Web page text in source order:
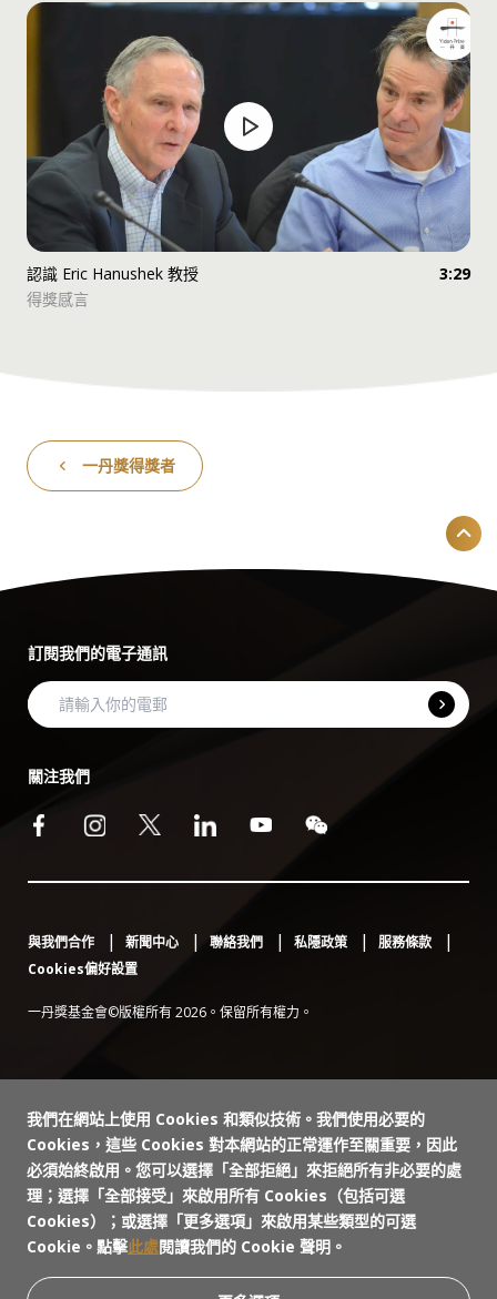
認識 Eric Hanushek 教授
3:29
得獎感言
一丹獎得獎者
訂閱我們的電子通訊
關注我們
與我們合作 新聞中心 聯絡我們 私隱政策
服務條款
Cookies偏好設置
一丹獎基金會©版權所有 2026。保留所有權力。
我們在網站上使用 Cookies 和類似技術。我們使用必要的
Cookies，這些 Cookies 對本網站的正常運作至關重要，因此
必須始終啟用。您可以選擇「全部拒絕」來拒絕所有非必要的處
理；選擇「全部接受」來啟用所有 Cookies（包括可選
Cookies）；或選擇「更多選項」來啟用某些類型的可選
Cookie。點擊此處閱讀我們的 Cookie 聲明。